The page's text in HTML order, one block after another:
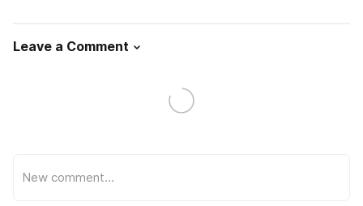
Leave a Comment